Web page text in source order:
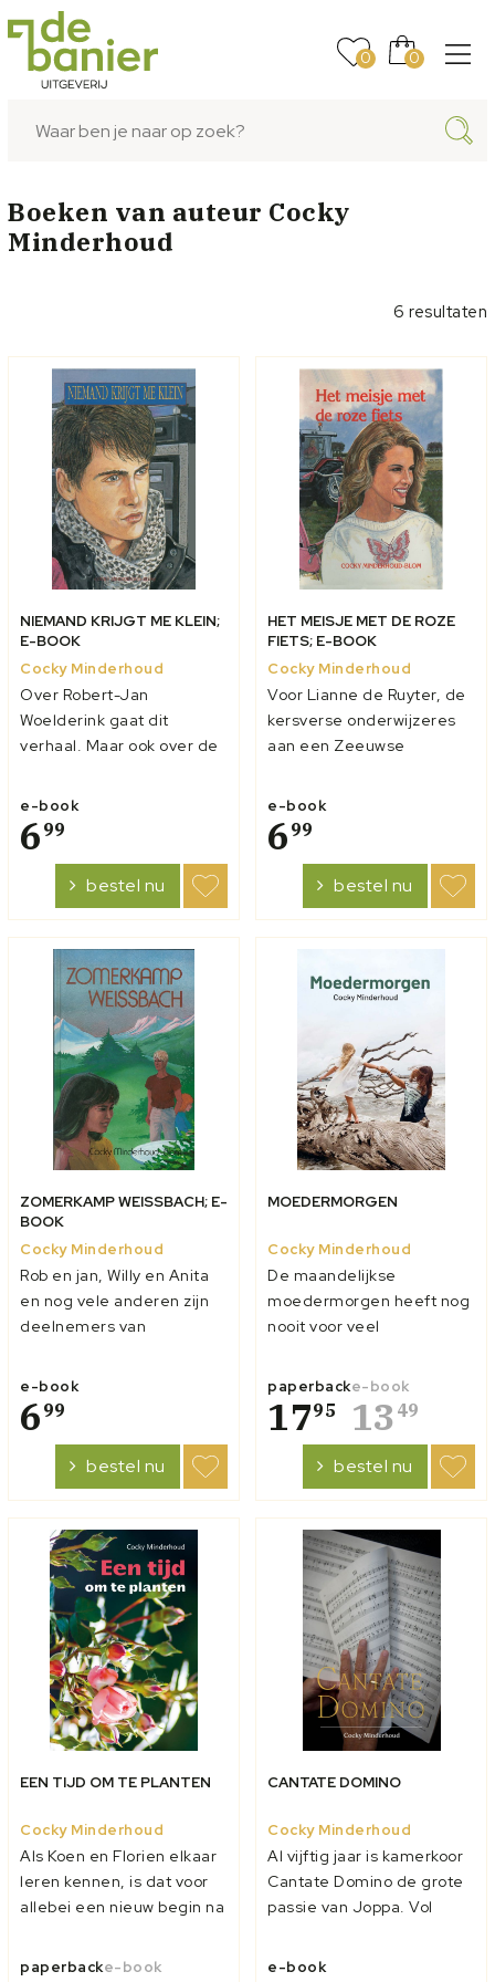
0 0
Boeken van auteur Cocky
Minderhoud
6 resultaten
NIEMAND KRIJGT ME KLEIN;
E-BOOK
Cocky Minderhoud
Over Robert-Jan
Woelderink gaat dit
verhaal. Maar ook over de
Jannie, die precies weet,
wat waarheid is en leugen.
Over Piet, die niets van
haar begrijpt. En over Erik
en Marcel en Remco en al
die anderen, die elke dag
same...
e-book
6 99
bestel nu
HET MEISJE MET DE ROZE
FIETS; E-BOOK
Cocky Minderhoud
Voor Lianne de Ruyter, de
kersverse onderwijzeres
aan een Zeeuwse
heel nieuw leven. Haar
verhuizing van Rotterdam
naar het platteland, de
nieuwe werkkring vragen
veel van haar. Het
e-book
6 99
bestel nu
ZOMERKAMP WEISSBACH; E-
BOOK
Cocky Minderhoud
Rob en jan, Willy en Anita
en nog vele anderen zijn
deelnemers van
een jongerenkamp van de
mooiste delen
Zwitserland. Samen maken
ze lange wandelingen,
samen gaan ze
zwemmen en roeien,
samen doen ze de
huishouding van h...
e-book
6 99
bestel nu
MOEDERMORGEN
Cocky Minderhoud
De maandelijkse
moedermorgen heeft nog
nooit voor veel
Totdat Jennifer erbij komt.
Zij voldoet niet bepaald
aan het ideale plaatje van
christelijke huismoeder. En
is ze eigenlijk wel moeder?
Het is nogal onduidelijk
waar die doc...
paperback
1795
e-book
13 49
bestel nu
EEN TIJD OM TE PLANTEN
Cocky Minderhoud
Als Koen en Florien elkaar
leren kennen, is dat voor
allebei een nieuw begin na
Iedereen is blij voor hen.
paperbacke-book
CANTATE DOMINO
Cocky Minderhoud
Al vijftig jaar is kamerkoor
Cantate Domino de grote
passie van Joppa. Vol
het jubileumconcert. Maar
e-book